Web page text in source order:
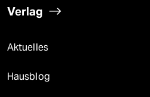
Verlag
Aktuelles
Hausblog